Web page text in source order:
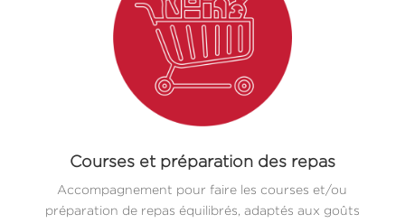
Courses et préparation des repas
Accompagnement pour faire les courses et/ou
préparation de repas équilibrés, adaptés aux goûts